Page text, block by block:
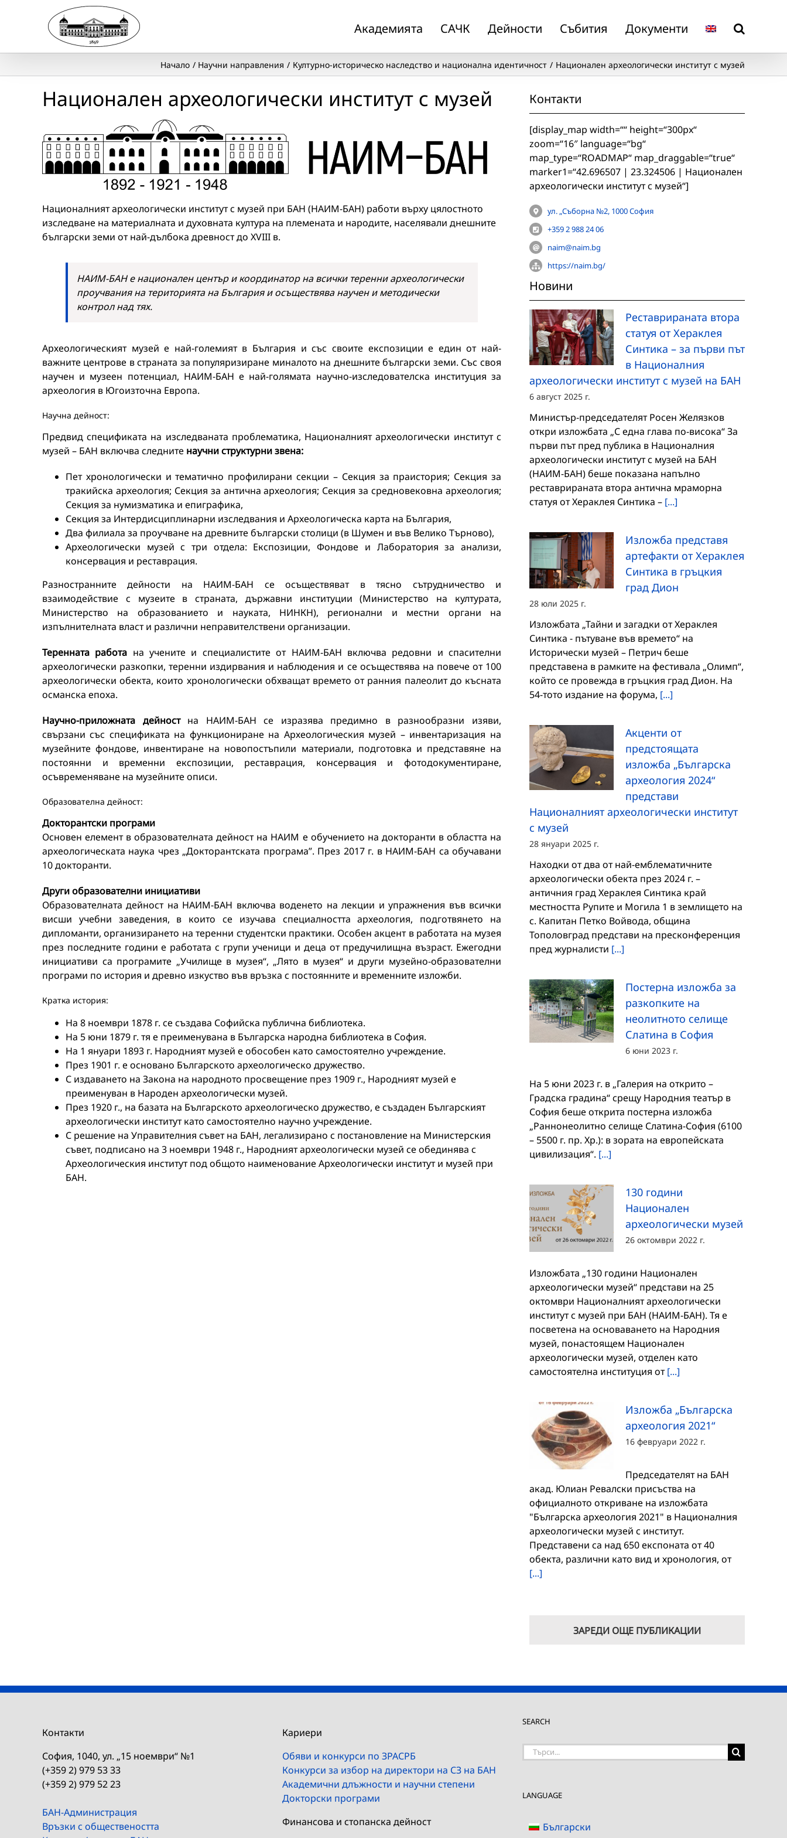
Академията САЧК Дейности Събития Документи
Начало Научни направления Културно-историческо наследство и национална идентичност Национален археологически институт с музей
Национален археологически институт с музей
Националният археологически институт с музей при БАН (НАИМ-БАН) работи върху цялостното
изследване на материалната и духовната култура на племената и народите, населявали днешните
български земи от най-дълбока древност до XVIII в.
НАИМ-БАН е национален център и координатор на всички теренни археологически
проучвания на територията на България и осъществява научен и методически
контрол над тях.
Археологическият музей е най-големият в България и със своите експозиции е един от най-
важните центрове в страната за популяризиране миналото на днешните български земи. Със своя
научен и музеен потенциал, НАИМ-БАН е най-голямата научно-изследователска институция за
археология в Югоизточна Европа.
Научна дейност:
Предвид спецификата на изследваната проблематика, Националният археологически институт с
музей – БАН включва следните научни структурни звена:
Пет хронологически и тематично профилирани секции – Секция за праистория; Секция за
тракийска археология; Секция за антична археология; Секция за средновековна археология;
Секция за нумизматика и епиграфика,
Секция за Интердисциплинарни изследвания и Археологическа карта на България,
Два филиала за проучване на древните български столици (в Шумен и във Велико Търново),
Археологически музей с три отдела: Експозиции, Фондове и Лаборатория за анализи,
консервация и реставрация.
Разностранните дейности на НАИМ-БАН се осъществяват в тясно сътрудничество и
взаимодействие с музеите в страната, държавни институции (Министерство на културата,
Министерство на образованието и науката, НИНКН), регионални и местни органи на
изпълнителната власт и различни неправителствени организации.
Теренната работа на учените и специалистите от НАИМ-БАН включва редовни и спасителни
археологически разкопки, теренни издирвания и наблюдения и се осъществява на повече от 100
археологически обекта, които хронологически обхващат времето от ранния палеолит до късната
османска епоха.
Научно-приложната дейностна НАИМ-БАН се изразява предимно в разнообразни изяви,
свързани със спецификата на функциониране на Археологическия музей – инвентаризация на
музейните фондове, инвентиране на новопостъпили материали, подготовка и представяне на
постоянни и временни експозиции, реставрация, консервация и фотодокументиране,
осъвременяване на музейните описи.
Образователна дейност:
Докторантски програми
Основен елемент в образователната дейност на НАИМ е обучението на докторанти в областта на
археологическата наука чрез „Докторантската програма”. През 2017 г. в НАИМ-БАН са обучавани
10 докторанти.
Други образователни инициативи
Образователната дейност на НАИМ-БАН включва воденето на лекции и упражнения във всички
висши учебни заведения, в които се изучава специалността археология, подготвянето на
дипломанти, организирането на теренни студентски практики. Особен акцент в работата на музея
през последните години е работата с групи ученици и деца от предучилищна възраст. Ежегодни
инициативи са програмите „Училище в музея“, „Лято в музея“ и други музейно-образователни
програми по история и древно изкуство във връзка с постоянните и временните изложби.
Кратка история:
На 8 ноември 1878 г. се създава Софийска публична библиотека.
На 5 юни 1879 г. тя е преименувана в Българска народна библиотека в София.
На 1 януари 1893 г. Народният музей е обособен като самостоятелно учреждение.
През 1901 г. е основано Българското археологическо дружество.
С издаването на Закона на народното просвещение през 1909 г., Народният музей е
преименуван в Народен археологически музей.
През 1920 г., на базата на Българското археологическо дружество, е създаден Българският
археологически институт като самостоятелно научно учреждение.
С решение на Управителния съвет на БАН, легализирано с постановление на Министерския
съвет, подписано на 3 ноември 1948 г., Народният археологически музей се обединява с
Археологическия институт под общото наименование Археологически институт и музей при
БАН.
Контакти
[display_map width=““ height=“300px“
zoom=“16″ language=“bg“
map_type=“ROADMAP“ map_draggable=“true“
marker1=“42.696507 | 23.324506 | Национален
археологически институт с музей“]
ул. „Съборна №2, 1000 София
+359 2 988 24 06
naim@naim.bg
https://naim.bg/
Новини
Реставрираната втора
статуя от Хераклея
Синтика – за първи път
в Националния
археологически институт с музей на БАН
6 август 2025 г.
Министър-председателят Росен Желязков
откри изложбата „С една глава по-висока“ За
първи път пред публика в Националния
археологически институт с музей на БАН
(НАИМ-БАН) беше показана напълно
реставрираната втора антична мраморна
статуя от Хераклея Синтика –[...]
Изложба представя
артефакти от Хераклея
Синтика в гръцкия
град Дион
28 юли 2025 г.
Изложбата „Тайни и загадки от Хераклея
Синтика - пътуване във времето“ на
Исторически музей – Петрич беше
представена в рамките на фестивала „Олимп“,
който се провежда в гръцкия град Дион. На
54-тото издание на форума, [...]
Акценти от
предстоящата
изложба „Българска
археология 2024“
представи
Националният археологически институт
с музей
28 януари 2025 г.
Находки от два от най-емблематичните
археологически обекта през 2024 г. –
античния град Хераклея Синтика край
местността Рупите и Могила 1 в землището на
с. Капитан Петко Войвода, община
Тополовград представи на пресконференция
пред журналисти [...]
Постерна изложба за
разкопките на
неолитното селище
Слатина в София
6 юни 2023 г.
На 5 юни 2023 г. в „Галерия на открито –
Градска градина“ срещу Народния театър в
София беше открита постерна изложба
„Раннонеолитно селище Слатина-София (6100
– 5500 г. пр. Хр.): в зората на европейската
цивилизация“. [...]
130 години
Национален
археологически музей
26 октомври 2022 г.
Изложбата „130 години Национален
археологически музей“ представи на 25
октомври Националният археологически
институт с музей при БАН (НАИМ-БАН). Тя е
посветена на основаването на Народния
музей, понастоящем Национален
археологически музей, отделен като
самостоятелна институция от[...]
Изложба „Българска
археология 2021“
16 февруари 2022 г.
Председателят на БАН
акад. Юлиан Ревалски присъства на
официалното откриване на изложбата
"Българска археология 2021" в Националния
археологически музей с институт.
Представени са над 650 експоната от 40
обекта, различни като вид и хронология, от
[...]
ЗАРЕДИ ОЩЕ ПУБЛИКАЦИИ
Контакти
София, 1040, ул. „15 ноември“ №1
(+359 2) 979 53 33
(+359 2) 979 52 23
БАН-Администрация
Връзки с обществеността
Кариери
Обяви и конкурси по ЗРАСРБ
Конкурси за избор на директори на СЗ на БАН
Академични длъжности и научни степени
Докторски програми
Финансова и стопанска дейност
SEARCH
Търсене
LANGUAGE
Български